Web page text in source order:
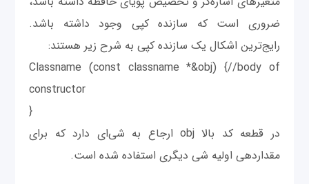
ضروری است که سازنده کپی وجود داشته باشد.
رایج‌ترین اشکال یک سازنده کپی به شرح زیر هستند:
Classname (const classname *&obj) {//body of
constructor
}
در قطعه کد بالا obj ارجاع به شی‌ای دارد که برای
مقداردهی اولیه شی دیگری استفاده شده است.